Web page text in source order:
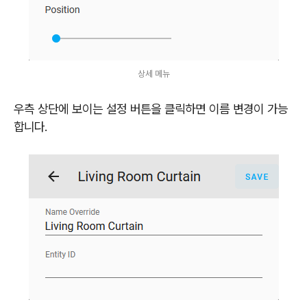
상세 메뉴
우측 상단에 보이는 설정 버튼을 클릭하면 이름 변경이 가능
합니다.